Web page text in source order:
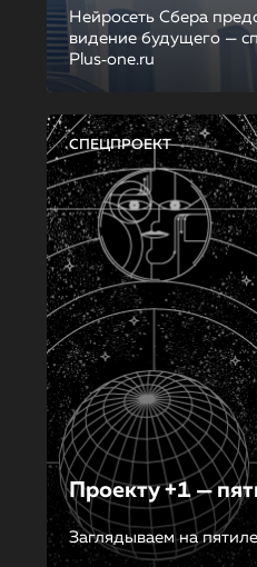
Нейросеть Сбера
видение будущего —
Plus‑one.ru
СПЕЦПРОЕКТ
Проекту +1 —
Заглядываем на